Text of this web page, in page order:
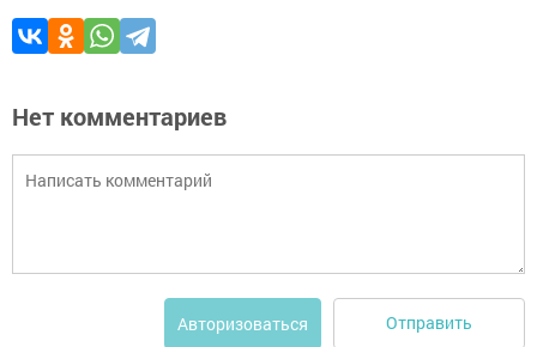
Нет комментариев
Авторизоваться Отправить